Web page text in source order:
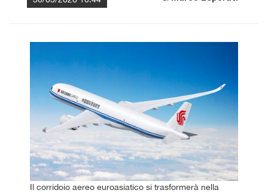
Il corridoio aereo euroasiatico si trasformerà nella